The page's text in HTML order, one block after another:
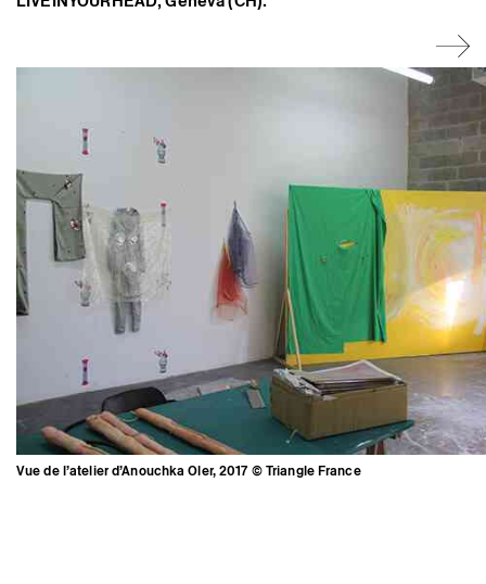
Vue de l’atelier d’Anouchka Oler, 2017 © Triangle France